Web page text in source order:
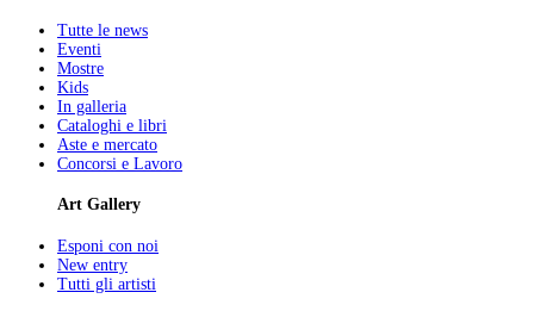
Tutte le news
Eventi
Mostre
Kids
In galleria
Cataloghi e libri
Aste e mercato
Concorsi e Lavoro
Art Gallery
Esponi con noi
New entry
Tutti gli artisti